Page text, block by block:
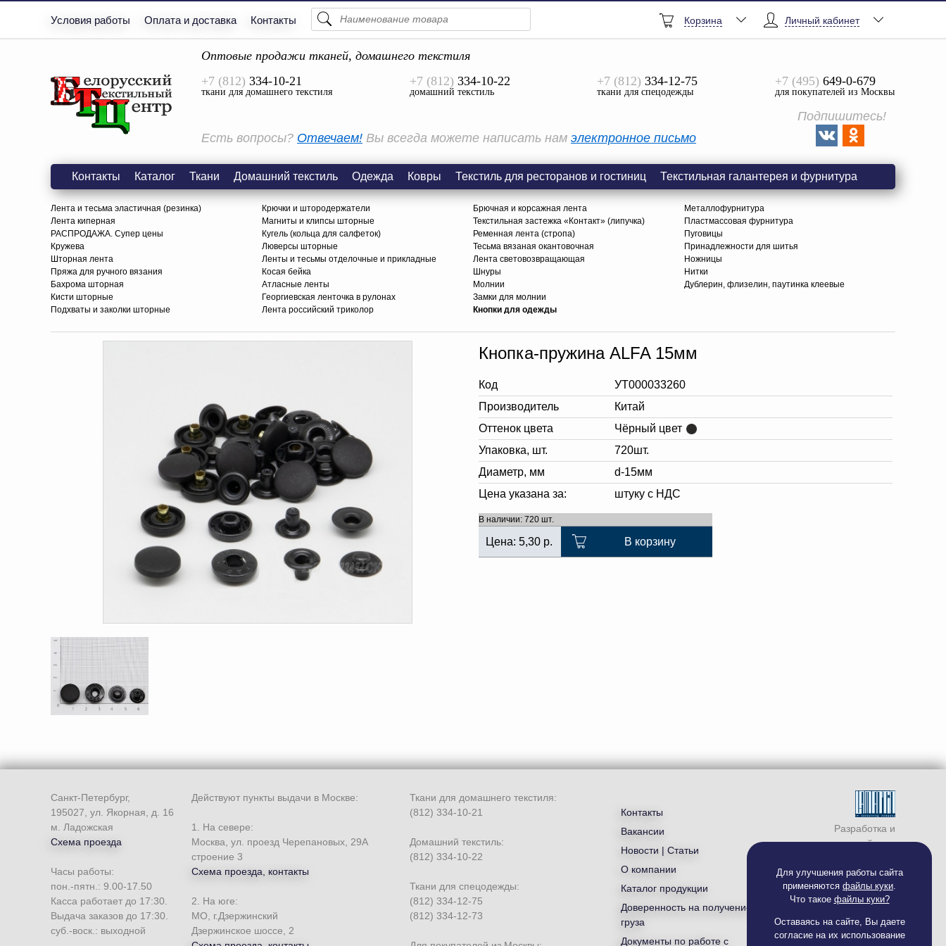
Для улучшения работы сайта
применяются файлы куки.
Что такое файлы куки?
Оставаясь на сайте, Вы даете
согласие на их использование
Условия работы Оплата и доставка Контакты
Просмотреть Все
Личный кабинет
Корзина
Оптовые продажи тканей, домашнего текстиля
+7 (812) 334-10-21
ткани для домашнего текстиля
+7 (812) 334-10-22
домашний текстиль
+7 (812) 334-12-75
ткани для спецодежды
+7 (495) 649-0-679
для покупателей из Москвы
Есть вопросы? Отвечаем! Вы всегда можете написать нам электронное письмо
Подпишитесь!
Контакты Каталог Ткани Домашний текстиль Одежда Ковры Текстиль для ресторанов и гостиниц Текстильная галантерея и фурнитура
Лента и тесьма эластичная (резинка)
Лента киперная
РАСПРОДАЖА. Супер цены
Кружева
Шторная лента
Пряжа для ручного вязания
Бахрома шторная
Кисти шторные
Подхваты и заколки шторные
Крючки и штородержатели
Магниты и клипсы шторные
Кугель (кольца для салфеток)
Люверсы шторные
Ленты и тесьмы отделочные и прикладные
Косая бейка
Атласные ленты
Георгиевская ленточка в рулонах
Лента российский триколор
Брючная и корсажная лента
Текстильная застежка «Контакт» (липучка)
Ременная лента (стропа)
Тесьма вязаная окантовочная
Лента световозвращающая
Шнуры
Молнии
Замки для молнии
Кнопки для одежды
Металлофурнитура
Пластмассовая фурнитура
Пуговицы
Принадлежности для шитья
Ножницы
Нитки
Дублерин, флизелин, паутинка клеевые
Кнопка-пружина ALFA 15мм
Код
УТ000033260
Производитель
Китай
Оттенок цвета
Чёрный цвет
Упаковка, шт.
720шт.
Диаметр, мм
d-15мм
Цена указана за:
штуку с НДС
В наличии: 720 шт.
Цена: 5,30 р. В корзину
Разработка и
продвижение сайта —
Санкт-Петербург,
195027, ул. Якорная, д. 16
м. Ладожская
Схема проезда
Часы работы:
пон.-пятн.: 9.00-17.50
Касса работает до 17:30.
Выдача заказов до 17:30.
суб.-воск.: выходной
Действуют пункты выдачи в Москве:
1. На севере:
Москва, ул. проезд Черепановых, 29А
строение 3
Схема проезда, контакты
2. На юге:
МО, г.Дзержинский
Дзержинское шоссе, 2
Ткани для домашнего текстиля:
(812) 334-10-21
Домашний текстиль:
(812) 334-10-22
Ткани для спецодежды:
(812) 334-12-75
(812) 334-12-73
Контакты
Вакансии
Новости | Статьи
О компании
Каталог продукции
Доверенность на получение
груза
Документы по работе с